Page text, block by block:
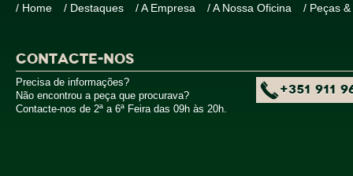
/ Home / Destaques / A Empresa / A Nossa Oficina / Peças
CONTACTE-NOS
Precisa de informações?
Não encontrou a peça que procurava?
Contacte-nos de 2ª a 6ª Feira das 09h às 20h.
+351 911